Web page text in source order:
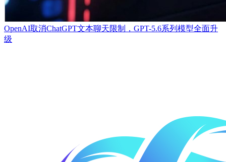
OpenAI取消ChatGPT文本聊天限制，GPT-5.6系列模型全面升
级